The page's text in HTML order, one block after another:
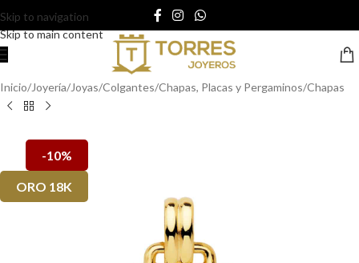
Skip to navigation
Skip to main content
Inicio/Joyería/Joyas/Colgantes/Chapas, Placas y Pergaminos/Chapas
-10%
ORO 18K